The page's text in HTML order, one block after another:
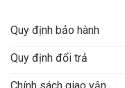
Quy định bảo hành
Quy định đổi trả